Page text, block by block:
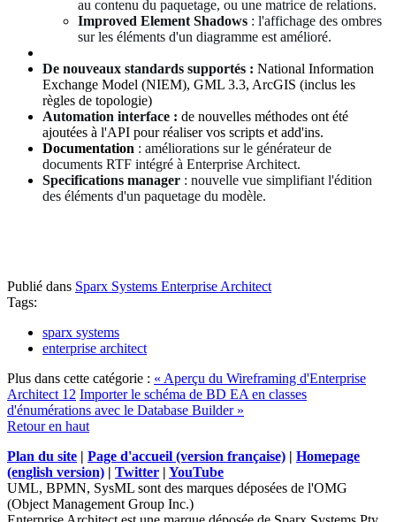
au contenu du paquetage, ou une matrice de relations.
Improved Element Shadows : l'affichage des ombres
sur les éléments d'un diagramme est amélioré.
De nouveaux standards supportés : National Information
Exchange Model (NIEM), GML 3.3, ArcGIS (inclus les
règles de topologie)
Automation interface : de nouvelles méthodes ont été
ajoutées à l'API pour réaliser vos scripts et add'ins.
Documentation : améliorations sur le générateur de
documents RTF intégré à Enterprise Architect.
Specifications manager : nouvelle vue simplifiant l'édition
des éléments d'un paquetage du modèle.
Publié dans Sparx Systems Enterprise Architect
Tags:
sparx systems
enterprise architect
Plus dans cette catégorie : « Aperçu du Wireframing d'Enterprise
Architect 12 Importer le schéma de BD EA en classes
d'énumérations avec le Database Builder »
Retour en haut
Plan du site | Page d'accueil (version française) | Homepage
(english version) | Twitter | YouTube
UML, BPMN, SysML sont des marques déposées de l'OMG
(Object Management Group Inc.)